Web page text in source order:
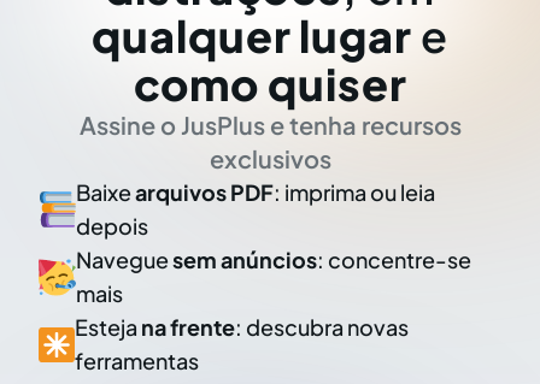
qualquer lugar e
como quiser
Assine o JusPlus e tenha recursos
exclusivos
Baixearquivos PDF: imprima ou leia
depois
Naveguesem anúncios: concentre-se
mais
Esteja na frente: descubra novas
ferramentas